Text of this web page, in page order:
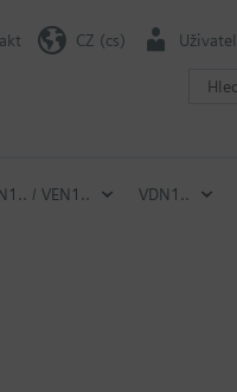
CZ (cs) Uživatel
/ VEN1.. VDN1..